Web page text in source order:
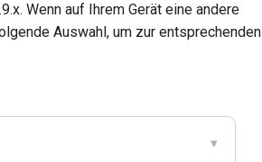
日本語
Wenn auf Ihrem Gerät eine andere
Auswahl, um zur entsprechenden
▾